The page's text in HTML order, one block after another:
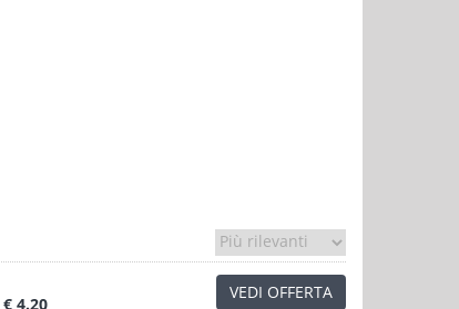
€ 4.20
VEDI OFFERTA